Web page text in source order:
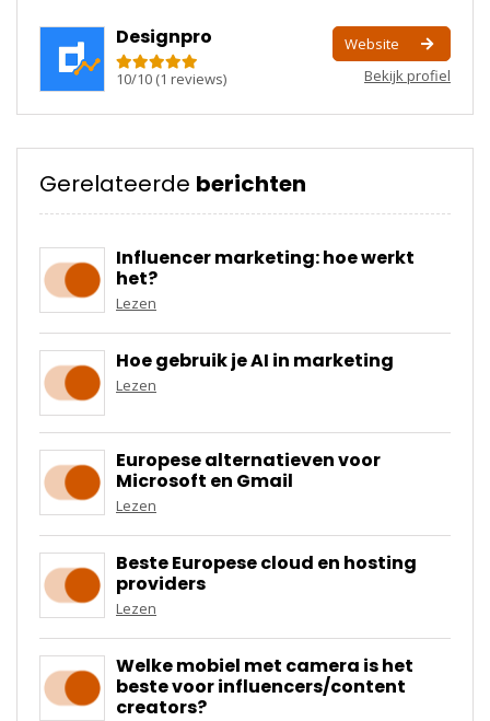
Designpro
10/10 (1 reviews)
Website
Bekijk profiel
Gerelateerde berichten
Influencer marketing: hoe werkt
het?
Lezen
Hoe gebruik je AI in marketing
Lezen
Europese alternatieven voor
Microsoft en Gmail
Lezen
Beste Europese cloud en hosting
providers
Lezen
Welke mobiel met camera is het
beste voor influencers/content
creators?